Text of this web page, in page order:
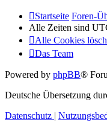
Startseite Foren-
Alle Zeiten sind
Alle Cookies
Das Team
Powered by phpBB®
Deutsche Übersetzung
Datenschutz |